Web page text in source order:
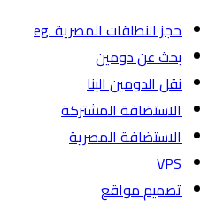
حجز النطاقات المصرية .eg
بحث عن دومين
نقل الدومين الينا
الاستضافة المشتركة
الاستضافة المصرية
VPS
تصميم مواقع